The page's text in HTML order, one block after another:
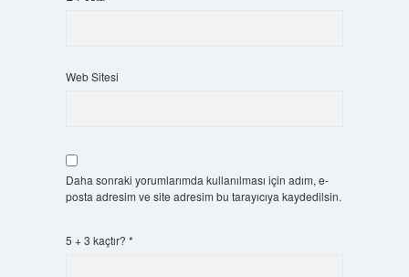
Web Sitesi
Daha sonraki yorumlarımda kullanılması için adım, e-
posta adresim ve site adresim bu tarayıcıya kaydedilsin.
5 + 3 kaçtır? *